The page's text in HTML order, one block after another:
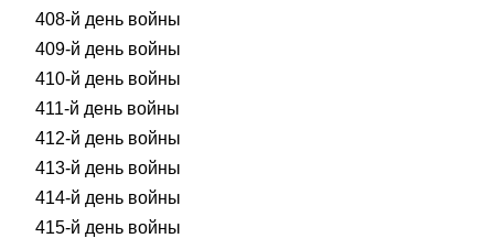
408-й день войны
409-й день войны
410-й день войны
411-й день войны
412-й день войны
413-й день войны
414-й день войны
415-й день войны